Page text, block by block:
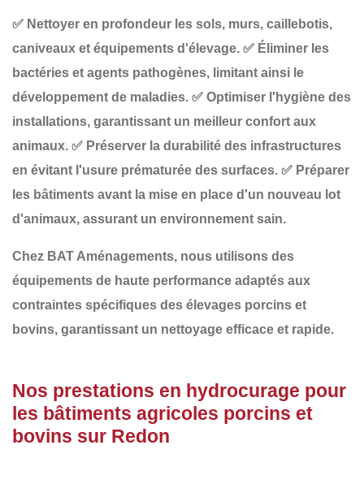
✅ Nettoyer en profondeur les sols, murs, caillebotis,
caniveaux et équipements d'élevage. ✅ Éliminer les
bactéries et agents pathogènes, limitant ainsi le
développement de maladies. ✅ Optimiser l'hygiène des
installations, garantissant un meilleur confort aux
animaux. ✅ Préserver la durabilité des infrastructures
en évitant l'usure prématurée des surfaces. ✅ Préparer
les bâtiments avant la mise en place d'un nouveau lot
d'animaux, assurant un environnement sain.
Chez BAT Aménagements, nous utilisons des
équipements de haute performance adaptés aux
contraintes spécifiques des élevages porcins et
bovins, garantissant un nettoyage efficace et rapide.
Nos prestations en hydrocurage pour
les bâtiments agricoles porcins et
bovins sur Redon